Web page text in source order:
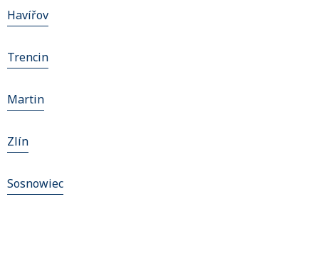
Havířov
Trencin
Martin
Zlín
Sosnowiec